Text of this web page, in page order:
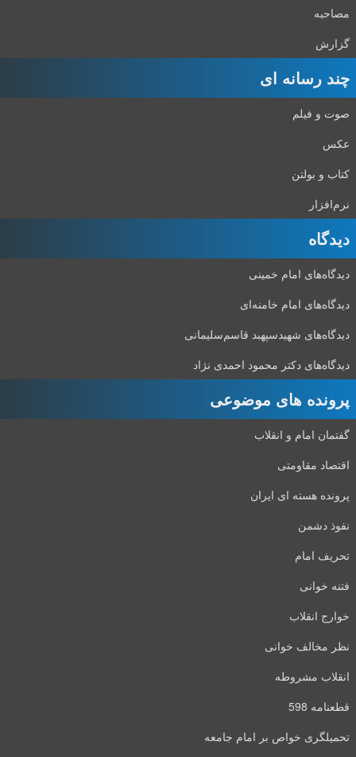
مصاحبه
گزارش
چند رسانه ای
صوت و فیلم
عکس
کتاب و بولتن
نرم‌افزار
دیدگاه‌
دیدگاه‌های امام خمینی
دیدگاه‌های امام خامنه‌ای
دیدگاه‌های شهید‌سپهبد قاسم‌سلیمانی
دیدگاه‌های دکتر محمود احمدی نژاد
پرونده های موضوعی
گفتمان امام و انقلاب
اقتصاد مقاومتی
پرونده هسته ای ایران
نفوذ دشمن
تحریف امام
فتنه خوانی
خوارج انقلاب
نظر مخالف خوانی
انقلاب مشروطه
قطعنامه 598
تحمیلگری خواص بر امام جامعه